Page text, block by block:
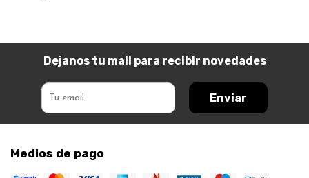
Dejanos tu mail para recibir novedades
Enviar
Medios de pago